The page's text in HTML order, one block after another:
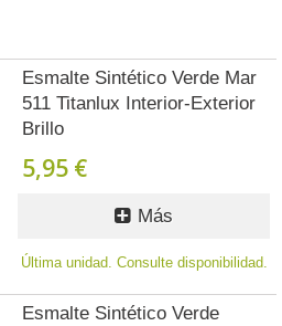
Esmalte Sintético Verde Mar
511 Titanlux Interior-Exterior
Brillo
5,95 €
Más
Última unidad. Consulte disponibilidad.
Esmalte Sintético Verde